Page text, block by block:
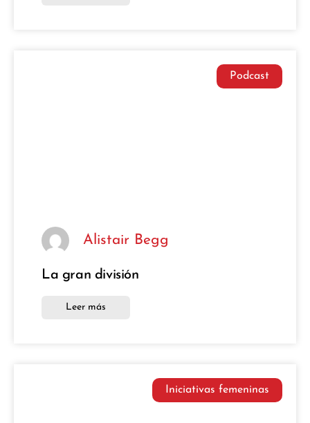
Podcast
Alistair Begg
La gran división
Leer más
Iniciativas femeninas